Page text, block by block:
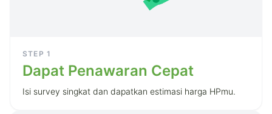
STEP 1
Dapat Penawaran Cepat
Isi survey singkat dan dapatkan estimasi harga HPmu.